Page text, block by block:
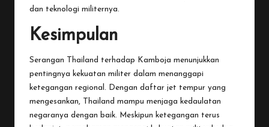
dan teknologi militernya.
Kesimpulan
Serangan Thailand terhadap Kamboja menunjukkan
pentingnya kekuatan militer dalam menanggapi
ketegangan regional. Dengan daftar jet tempur yang
mengesankan, Thailand mampu menjaga kedaulatan
negaranya dengan baik. Meskipun ketegangan terus